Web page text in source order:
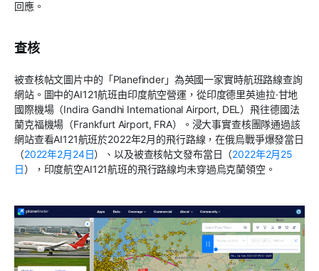
回應。
查核
被查核帖文圖片中的「Planefinder」為英國一家實時航班路線查詢
網站。圖中的AI121航班由印度航空營運，從印度德里英迪拉·甘地
國際機場（Indira Gandhi International Airport, DEL）飛往德國法
蘭克福機場（Frankfurt Airport, FRA）。浸大事實查核團隊通過該
網站查看AI121航班於2022年2月的飛行路線，在俄烏戰爭爆發當日
（2022年2月24日）、以及被查核帖文發布當日（2022年2月25
日），印度航空AI121航班的飛行路線均未穿過烏克蘭領空。